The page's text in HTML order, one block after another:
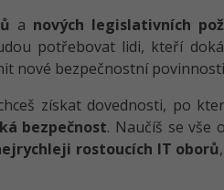
a nových legislativních
potřebovat lidi, kteří
nové bezpečnostní
získat dovednosti, po
bezpečnost. Naučíš se vše
rostoucích IT oborů